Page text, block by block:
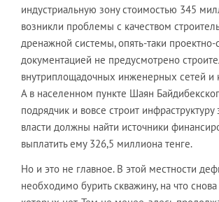
индустриальную зону стоимостью 345
возникли проблемы с качеством
дренажной системы, опять-таки проектно-
документацией не предусмотрено
внутриплощадочных инженерных сетей и
А в населенном пункте Шаян
подрядчик и вовсе строит инфраструктуру
власти должны найти источники
выплатить ему 326,5 миллиона тенге.
Но и это не главное. В этой местности
необходимо бурить скважину, на что